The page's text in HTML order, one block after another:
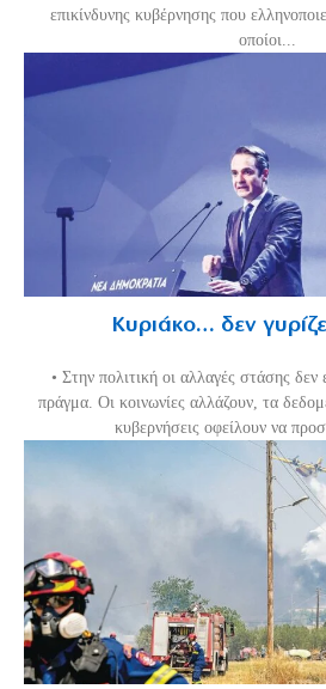
επικίνδυνης κυβέρνησης που
οποίοι...
Κυριάκο… δεν
• Στην πολιτική οι αλλαγές στάσης δεν
πράγμα. Οι κοινωνίες αλλάζουν, τα
κυβερνήσεις οφείλουν να